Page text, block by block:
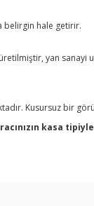
belirgin hale getirir.
yan sanayi
Kusursuz bir
kasa